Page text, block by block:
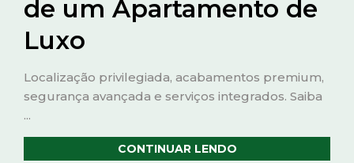
de um Apartamento de
Luxo
Localização privilegiada, acabamentos premium,
segurança avançada e serviços integrados. Saiba
...
CONTINUAR LENDO